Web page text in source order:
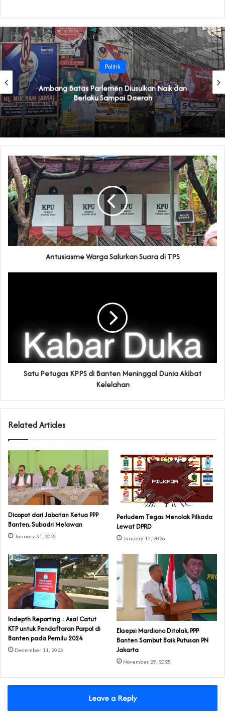
Politik
Ambang Batas Parlemen Diusulkan Naik dan
Berlaku Sampai Daerah
Antusiasme Warga Salurkan Suara di TPS
Satu Petugas KPPS di Banten Meninggal Dunia Akibat
Kelelahan
Related Articles
Dicopot dari Jabatan Ketua PPP
Banten, Subadri Melawan
January 31, 2026
Perludem Tegas Menolak Pilkada
Lewat DPRD
January 17, 2026
Indepth Reporting : Asal Catut
KTP untuk Pendaftaran Parpol di
Banten pada Pemilu 2024
December 11, 2025
Eksepsi Mardiono Ditolak, PPP
Banten Sambut Baik Putusan PN
Jakarta
November 29, 2025
Leave a Reply